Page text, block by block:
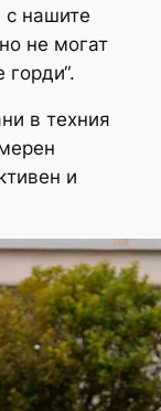
с нашите
не могат
в техния
и